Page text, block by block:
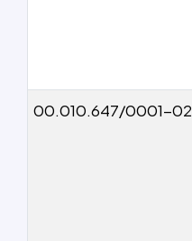
00.010.647/0001-02